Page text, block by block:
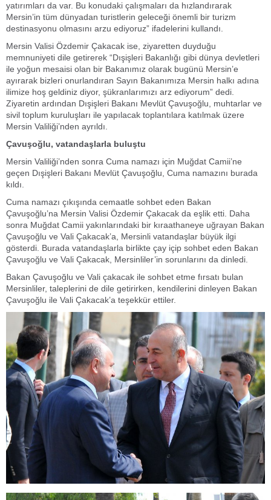
yatırımları da var. Bu konudaki çalışmaları da hızlandırarak
Mersin’in tüm dünyadan turistlerin geleceği önemli bir turizm
destinasyonu olmasını arzu ediyoruz” ifadelerini kullandı.
Mersin Valisi Özdemir Çakacak ise, ziyaretten duyduğu
memnuniyeti dile getirerek “Dışişleri Bakanlığı gibi dünya devletleri
ile yoğun mesaisi olan bir Bakanımız olarak bugünü Mersin’e
ayırarak bizleri onurlandıran Sayın Bakanımıza Mersin halkı adına
ilimize hoş geldiniz diyor, şükranlarımızı arz ediyorum” dedi.
Ziyaretin ardından Dışişleri Bakanı Mevlüt Çavuşoğlu, muhtarlar ve
sivil toplum kuruluşları ile yapılacak toplantılara katılmak üzere
Mersin Valiliği’nden ayrıldı.
Çavuşoğlu, vatandaşlarla buluştu
Mersin Valiliği’nden sonra Cuma namazı için Muğdat Camii’ne
geçen Dışişleri Bakanı Mevlüt Çavuşoğlu, Cuma namazını burada
kıldı.
Cuma namazı çıkışında cemaatle sohbet eden Bakan
Çavuşoğlu’na Mersin Valisi Özdemir Çakacak da eşlik etti. Daha
sonra Muğdat Camii yakınlarındaki bir kıraathaneye uğrayan Bakan
Çavuşoğlu ve Vali Çakacak’a, Mersinli vatandaşlar büyük ilgi
gösterdi. Burada vatandaşlarla birlikte çay içip sohbet eden Bakan
Çavuşoğlu ve Vali Çakacak, Mersinliler’in sorunlarını da dinledi.
Bakan Çavuşoğlu ve Vali çakacak ile sohbet etme fırsatı bulan
Mersinliler, taleplerini de dile getirirken, kendilerini dinleyen Bakan
Çavuşoğlu ile Vali Çakacak’a teşekkür ettiler.